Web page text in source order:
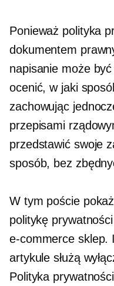
Ponieważ polityka
dokumentem
napisanie może
ocenić, w jaki
zachowując
przepisami
przedstawić swoje
sposób, bez
W tym poście
politykę
e-commerce sklep.
artykule służą
Polityka